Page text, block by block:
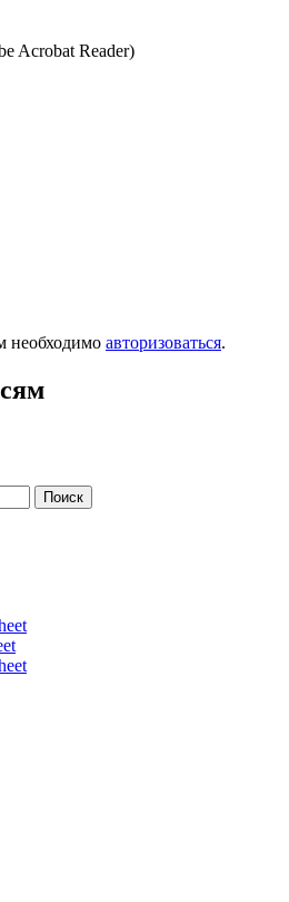
Acrobat Reader)
необходимо авторизоваться.